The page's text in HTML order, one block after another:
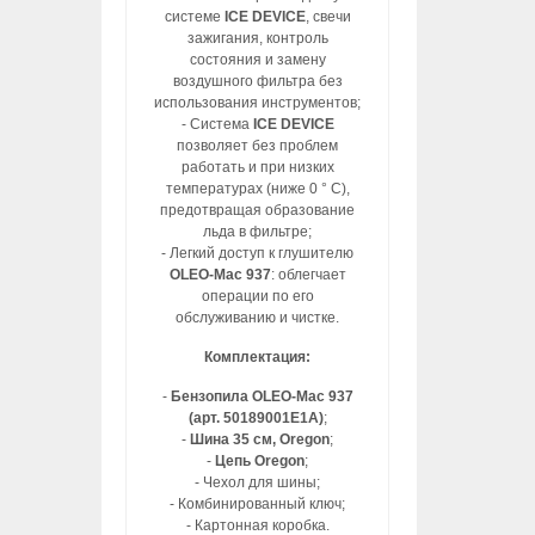
системе ICE DEVICE, свечи
зажигания, контроль
состояния и замену
воздушного фильтра без
использования инструментов;
- Система ICE DEVICE
позволяет без проблем
работать и при низких
температурах (ниже 0 ° C),
предотвращая образование
льда в фильтре;
- Легкий доступ к глушителю
OLEO-Mac 937: облегчает
операции по его
обслуживанию и чистке.
Комплектация:
- Бензопила OLEO-Mac 937
(арт. 50189001E1A);
- Шина 35 см, Oregon;
- Цепь Oregon;
- Чехол для шины;
- Комбинированный ключ;
- Картонная коробка.